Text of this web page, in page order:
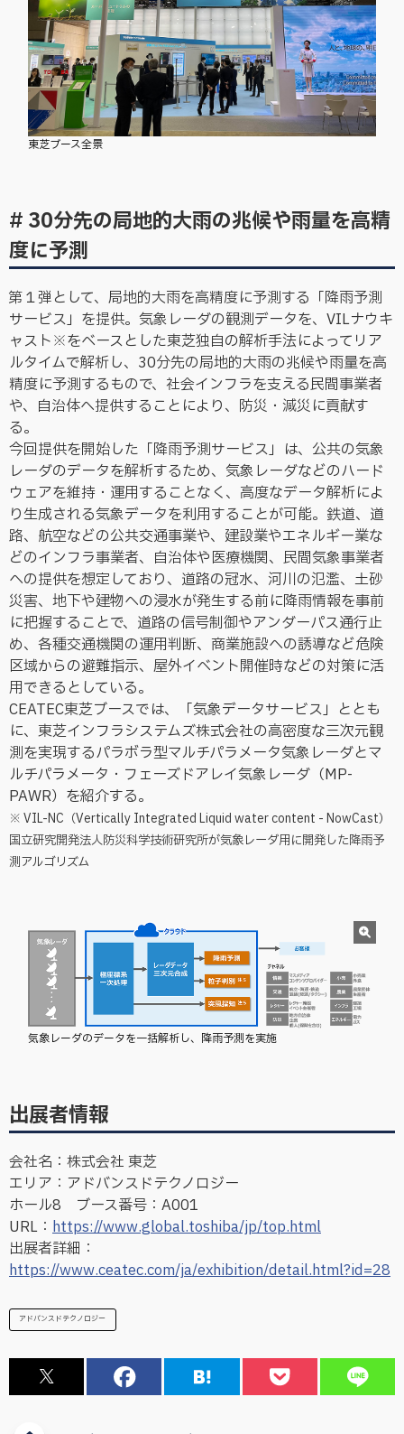
東芝ブース全景
# 30分先の局地的大雨の兆候や雨量を高精
度に予測
第１弾として、局地的大雨を高精度に予測する「降雨予測
サービス」を提供。気象レーダの観測データを、VILナウキ
ャスト※をベースとした東芝独自の解析手法によってリア
ルタイムで解析し、30分先の局地的大雨の兆候や雨量を高
精度に予測するもので、社会インフラを支える民間事業者
や、自治体へ提供することにより、防災・減災に貢献す
る。
今回提供を開始した「降雨予測サービス」は、公共の気象
レーダのデータを解析するため、気象レーダなどのハード
ウェアを維持・運用することなく、高度なデータ解析によ
り生成される気象データを利用することが可能。鉄道、道
路、航空などの公共交通事業や、建設業やエネルギー業な
どのインフラ事業者、自治体や医療機関、民間気象事業者
への提供を想定しており、道路の冠水、河川の氾濫、土砂
災害、地下や建物への浸水が発生する前に降雨情報を事前
に把握することで、道路の信号制御やアンダーパス通行止
め、各種交通機関の運用判断、商業施設への誘導など危険
区域からの避難指示、屋外イベント開催時などの対策に活
用できるとしている。
CEATEC東芝ブースでは、「気象データサービス」ととも
に、東芝インフラシステムズ株式会社の高密度な三次元観
測を実現するパラボラ型マルチパラメータ気象レーダとマ
ルチパラメータ・フェーズドアレイ気象レーダ（MP-
PAWR）を紹介する。
※ VIL-NC（Vertically Integrated Liquid water content - NowCast）
国立研究開発法人防災科学技術研究所が気象レーダ用に開発した降雨予
測アルゴリズム
気象レーダのデータを一括解析し、降雨予測を実施
出展者情報
会社名：株式会社 東芝
エリア：アドバンスドテクノロジー
ホール8 ブース番号：A001
URL： https://www.global.toshiba/jp/top.html
出展者詳細：
https://www.ceatec.com/ja/exhibition/detail.html?id=28
アドバンスドテクノロジー